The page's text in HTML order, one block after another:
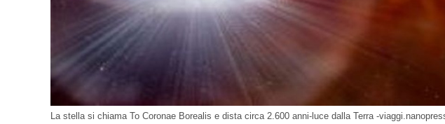
La stella si chiama To Coronae Borealis e dista circa 2.600 anni-luce dalla Terra -